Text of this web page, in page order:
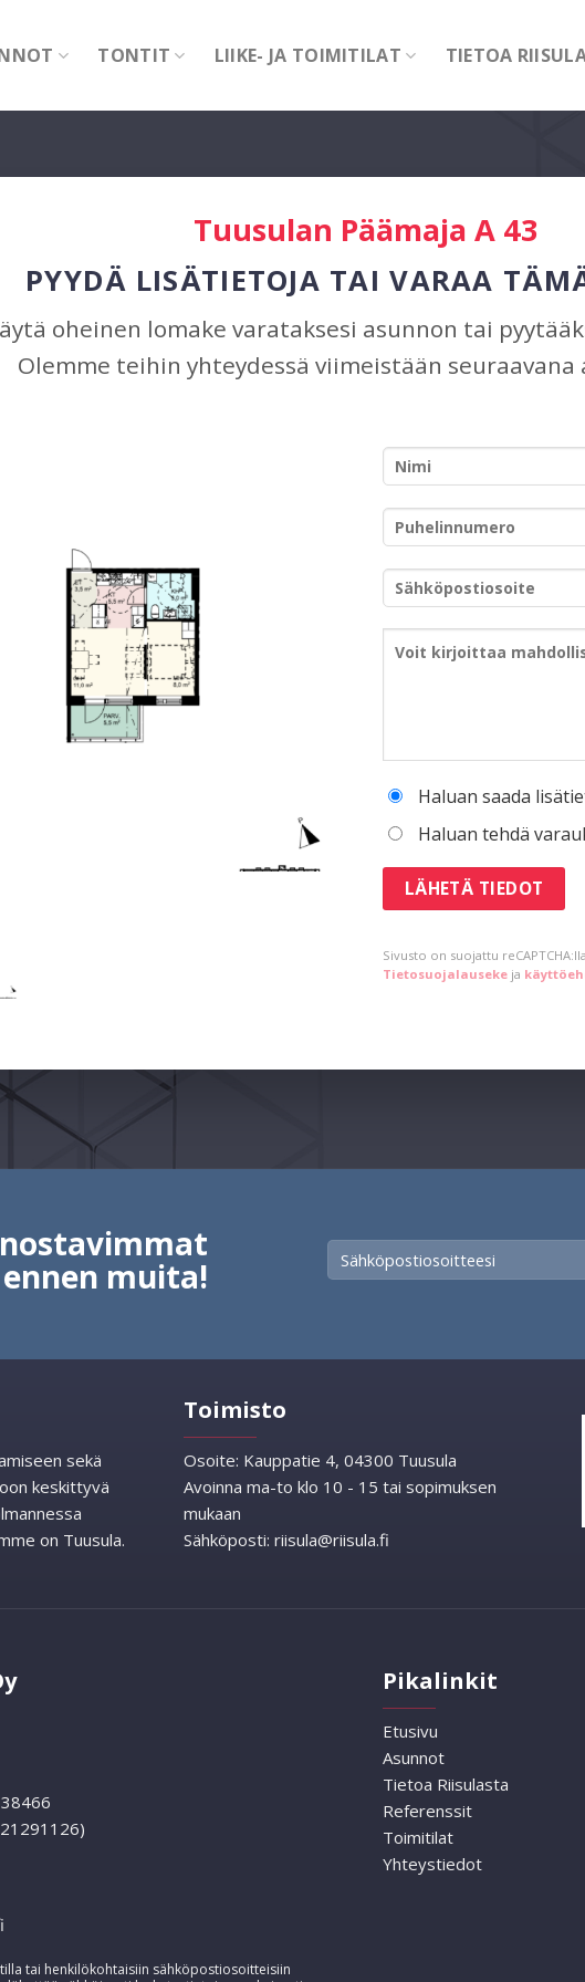
TONTIT LIIKE- JA TOIMITILAT TIETOA
Tuusulan Päämaja A 43
PYYDÄ LISÄTIETOJA TAI VARAA
oheinen lomake varataksesi asunnon tai
Olemme teihin yhteydessä viimeistään seuraavana
Haluan saada
Haluan tehdä
Sivusto on suojattu
Tietosuojalauseke ja
muita!
sekä
keskittyvä
on Tuusula.
Toimisto
Osoite: Kauppatie 4, 04300 Tuusula
Avoinna ma-to klo 10 - 15 tai sopimuksen
mukaan
Sähköposti: riisula@riisula.fi
tai henkilökohtaisiin sähköpostiosoitteisiin
Pikalinkit
Etusivu
Asunnot
Tietoa Riisulasta
Referenssit
Toimitilat
Yhteystiedot